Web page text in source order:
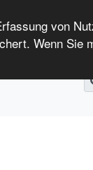
von
Wenn Sie
Patients